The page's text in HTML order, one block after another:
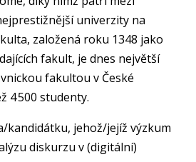
univerzity na
založená roku 1348 jako
fakult, je dnes největší
fakultou v České
4 500 studenty.
kandidátku, jehož/jejíž výzkum
diskurzu v (digitální)